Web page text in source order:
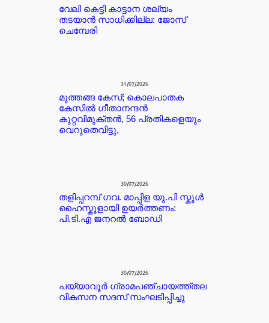
വേലി കെട്ടി കാട്ടാന ശല്യം
തടയാൻ സാധിക്കില്ല: ജോസ്
ചെമ്പേരി
31/07/2026
മുത്തങ്ങ കേസ്; കൊലപാതക
കേസില്‍ ഗീതാനന്ദൻ
കുറ്റവിമുക്തന്‍, 56 പ്രതികളെയും
വെറുതെവിട്ടു,
30/07/2026
തളിപ്പറമ്പ് ഗവ. മാപ്പിള യു.പി സ്കൂൾ
ഹൈസ്കൂളായി ഉയർത്തണം:
പി.ടി.എ ജനറൽ ബോഡി
30/07/2026
പയ്യാവൂർ ഗ്രാമപഞ്ചായത്ത്തല
വികസന സദസ് സംഘടിപ്പിച്ചു